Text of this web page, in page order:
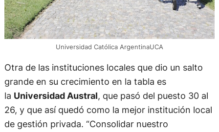
Universidad Católica ArgentinaUCA
Otra de las instituciones locales que dio un salto
grande en su crecimiento en la tabla es
la Universidad Austral, que pasó del puesto 30 al
26, y que así quedó como la mejor institución local
de gestión privada. “Consolidar nuestro